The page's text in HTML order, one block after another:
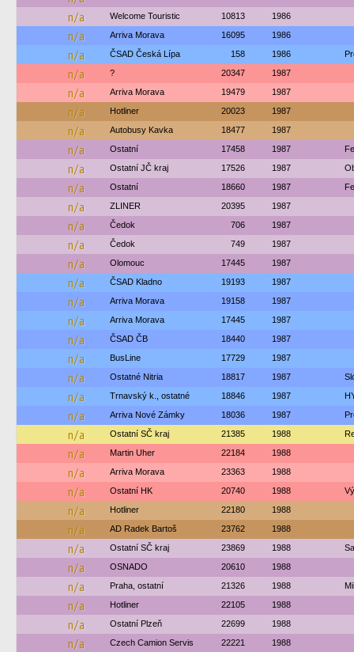
n/a Welcome Touristic 10813 1986
n/a Arriva Morava 16095 1986
n/a ČSAD Česká Lípa 158 1986
n/a ? 20347 1987
n/a Arriva Morava 19479 1987
n/a Hotliner 20023 1987
n/a Autobusy Kavka 18477 1987
n/a Ostatní 17458 1987
n/a Ostatní JČ kraj 17526 1987
n/a Ostatní 18660 1987
n/a ZLINER 20395 1987
n/a Čedok 706 1987
n/a Čedok 749 1987
n/a Olomouc 17445 1987
n/a ČSAD Kladno 19193 1987
n/a Arriva Morava 19158 1987
n/a Arriva Morava 17445 1987
n/a ČSAD ČB 18440 1987
n/a BusLine 17729 1987
n/a Ostatné Nitria 18817 1987
n/a Trnavský k., ostatné 18846 1987
n/a Arriva Nové Zámky 18036 1987
n/a Ostatní SČ kraj 21385 1988
n/a Martin Uher 22184 1988
n/a Arriva Morava 23363 1988
n/a Ostatní HK 20740 1988
n/a Hotliner 22180 1988
n/a AD Radek Bartoš 23762 1988
n/a Ostatní SČ kraj 23869 1988
n/a OSNADO 20610 1988
n/a Praha, ostatní 21326 1988
n/a Hotliner 22105 1988
n/a Ostatní Plzeň 22699 1988
n/a Czech Camion Servis 22221 1988